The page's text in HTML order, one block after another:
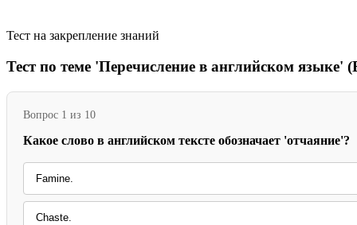
Тест на закрепление знаний
Тест по теме 'Перечисление в английском языке'
Вопрос 1 из 10
Какое слово в английском тексте обозначает 'отчаяние'?
Famine.
Chaste.